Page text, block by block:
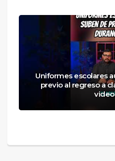
Uniformes escolares
previo al regreso a